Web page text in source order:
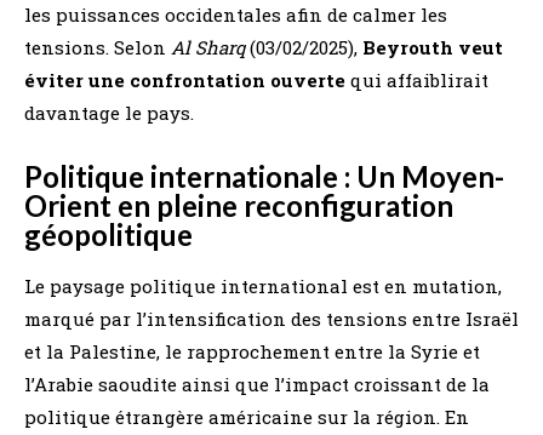
les puissances occidentales afin de calmer les
tensions. Selon Al Sharq(03/02/2025), Beyrouth veut
éviter une confrontation ouverte qui affaiblirait
davantage le pays.
Politique internationale : Un Moyen-
Orient en pleine reconfiguration
géopolitique
Le paysage politique international est en mutation,
marqué par l’intensification des tensions entre Israël
et la Palestine, le rapprochement entre la Syrie et
l’Arabie saoudite ainsi que l’impact croissant de la
politique étrangère américaine sur la région. En